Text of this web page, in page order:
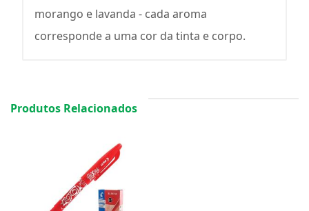
morango e lavanda - cada aroma
corresponde a uma cor da tinta e corpo.
Produtos Relacionados